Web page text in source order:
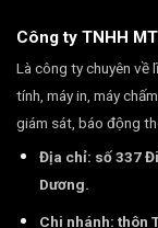
Công ty TNHH
Là công ty chuyên về
tính, máy in, máy
giám sát, báo động
Địa chỉ: số 337
Dương.
Chi nhánh: thôn